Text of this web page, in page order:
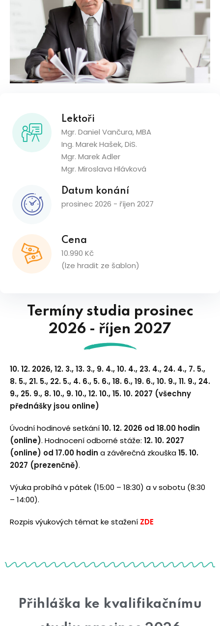
Lektoři
Mgr. Daniel Vančura, MBA
Ing. Marek Hašek, DiS.
Mgr. Marek Adler
Mgr. Miroslava Hlávková
Datum konání
prosinec 2026 - říjen 2027
Cena
10.990 Kč
(lze hradit ze šablon)
Termíny studia prosinec
2026 - říjen 2027
10. 12. 2026, 12. 3., 13. 3., 9. 4., 10. 4., 23. 4., 24. 4., 7. 5.,
8. 5., 21. 5., 22. 5., 4. 6., 5. 6., 18. 6., 19. 6., 10. 9., 11. 9., 24.
9., 25. 9., 8. 10., 9. 10., 12. 10., 15. 10. 2027 (všechny
přednášky jsou online)
Úvodní hodinové setkání10. 12. 2026 od 18.00 hodin
(online). Hodnocení odborné stáže: 12. 10. 2027
(online) od 17.00 hodin a závěrečná zkouška15. 10.
2027 (prezenčně).
Výuka probíhá v pátek (15:00 – 18:30) a v sobotu (8:30
– 14:00).
Rozpis výukových témat ke stažení ZDE
Přihláška ke kvalifikačnímu